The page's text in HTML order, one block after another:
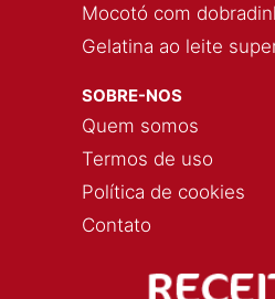
Mocotó com
Gelatina ao leite
SOBRE-NOS
Quem somos
Termos de uso
Política de cookies
Contato